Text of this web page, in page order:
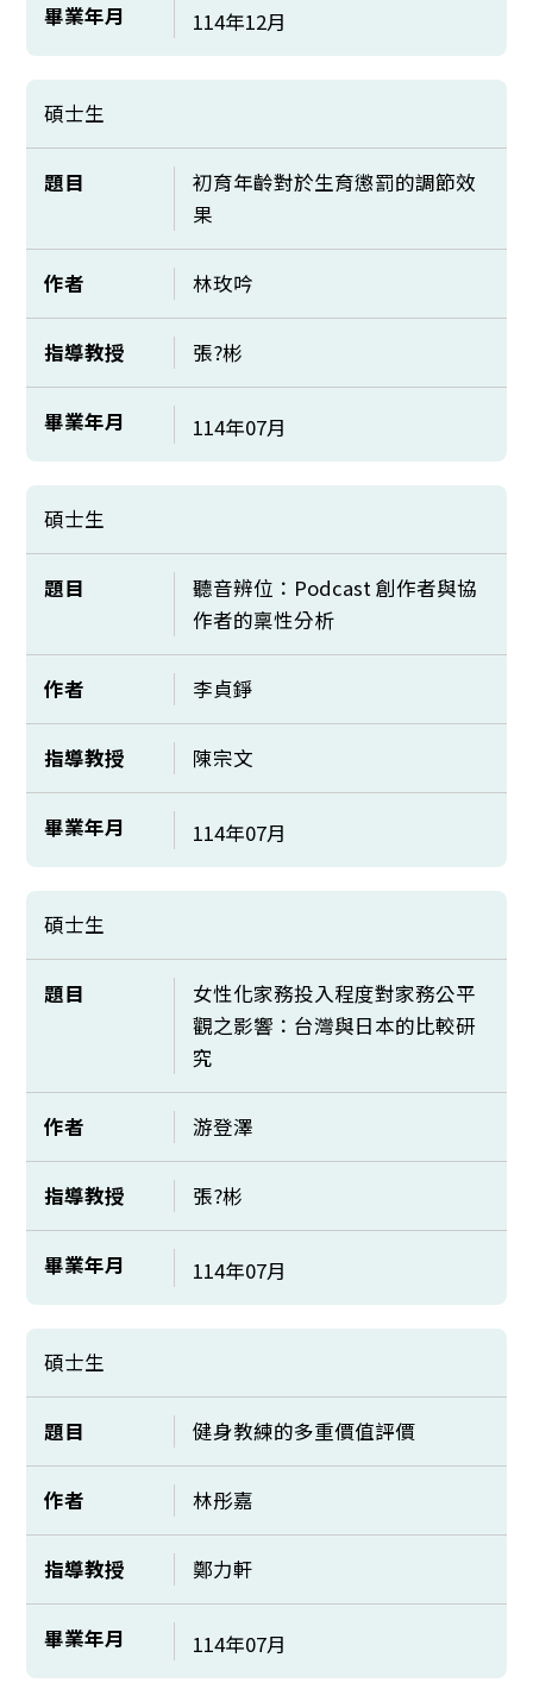
畢業年月 114年12月
碩士生
題目
初育年齡對於生育懲罰的調節效
果
作者 林玫吟
指導教授 張?彬
畢業年月 114年07月
碩士生
題目
聽音辨位：Podcast 創作者與協
作者的稟性分析
作者 李貞錚
指導教授 陳宗文
畢業年月 114年07月
碩士生
題目
女性化家務投入程度對家務公平
觀之影響：台灣與日本的比較研
究
作者 游登澤
指導教授 張?彬
畢業年月 114年07月
碩士生
題目 健身教練的多重價值評價
作者 林彤嘉
指導教授 鄭力軒
畢業年月 114年07月